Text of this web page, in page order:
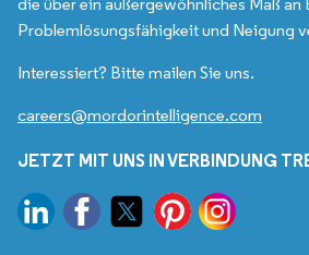
die über ein außergewöhnliches Maß an
Problemlösungsfähigkeit und Neigung
Interessiert? Bitte mailen Sie uns.
careers@mordorintelligence.com
JETZT MIT UNS IN VERBINDUNG